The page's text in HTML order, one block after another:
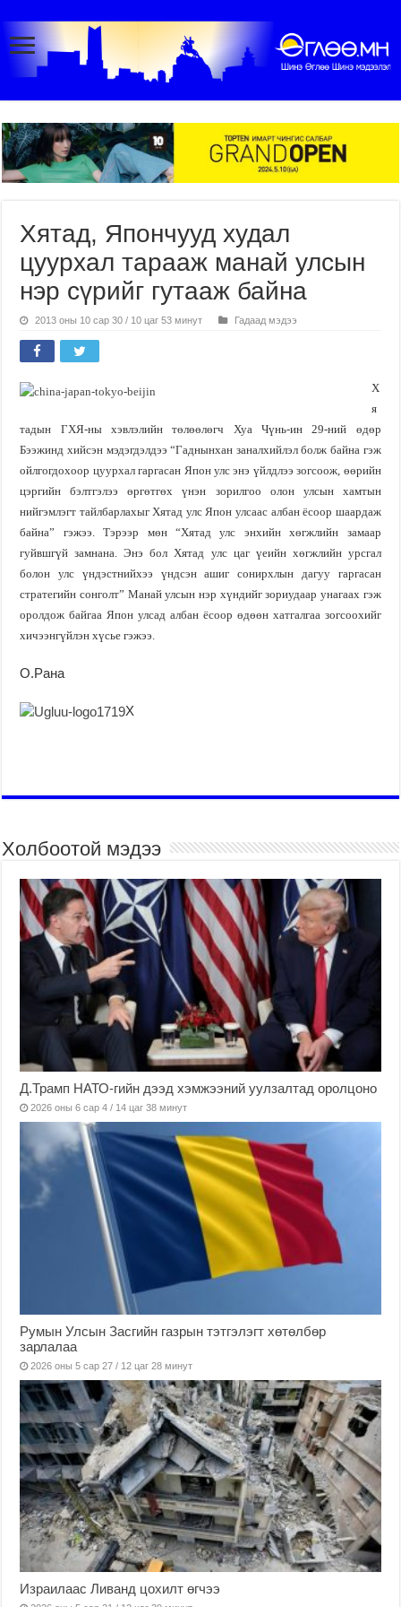
Хятад, Япончууд худал
цуурхал тарааж манай улсын
нэр сүрийг гутааж байна
2013 оны 10 сар 30 / 10 цаг 53 минут Гадаад мэдээ
Х
я
тадын ГХЯ-ны хэвлэлийн төлөөлөгч Хуа Чүнь-ин 29-ний өдөр
Бээжинд хийсэн мэдэгдэлдээ “Гаднынхан заналхийлэл болж байна гэж
ойлгогдохоор цуурхал гаргасан Япон улс энэ үйлдлээ зогсоож, өөрийн
цэргийн бэлтгэлээ өргөтгөх үнэн зорилгоо олон улсын хамтын
нийгэмлэгт тайлбарлахыг Хятад улс Япон улсаас албан ёсоор шаардаж
байна” гэжээ. Тэрээр мөн “Хятад улс энхийн хөгжлийн замаар
гуйвшгүй замнана. Энэ бол Хятад улс цаг үеийн хөгжлийн урсгал
болон улс үндэстнийхээ үндсэн ашиг сонирхлын дагуу гаргасан
стратегийн сонголт” Манай улсын нэр хүндийг зориудаар унагаах гэж
оролдож байгаа Япон улсад албан ёсоор өдөөн хатгалгаа зогсоохийг
хичээнгүйлэн хүсье гэжээ.
О.Рана
Х
Холбоотой мэдээ
Д.Трамп НАТО-гийн дээд хэмжээний уулзалтад оролцоно
2026 оны 6 сар 4 / 14 цаг 38 минут
Румын Улсын Засгийн газрын тэтгэлэгт хөтөлбөр
зарлалаа
2026 оны 5 сар 27 / 12 цаг 28 минут
Израилаас Ливанд цохилт өгчээ